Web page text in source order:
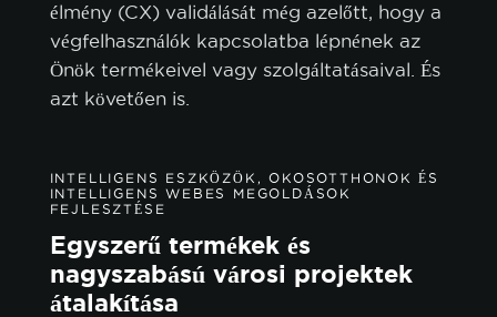
élmény (CX) validálását még azelőtt, hogy a
végfelhasználók kapcsolatba lépnének az
Önök termékeivel vagy szolgáltatásaival. És
azt követően is.
INTELLIGENS ESZKÖZÖK, OKOSOTTHONOK ÉS
INTELLIGENS WEBES MEGOLDÁSOK
FEJLESZTÉSE
Egyszerű termékek és
nagyszabású városi projektek
átalakítása